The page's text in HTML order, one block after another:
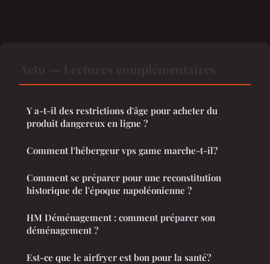
Y a-t-il des restrictions d'âge pour acheter du
produit dangereux en ligne ?
Comment l'hébergeur vps game marche-t-il?
Comment se préparer pour une reconstitution
historique de l'époque napoléonienne ?
HM Déménagement : comment préparer son
déménagement ?
Est-ce que le airfryer est bon pour la santé?